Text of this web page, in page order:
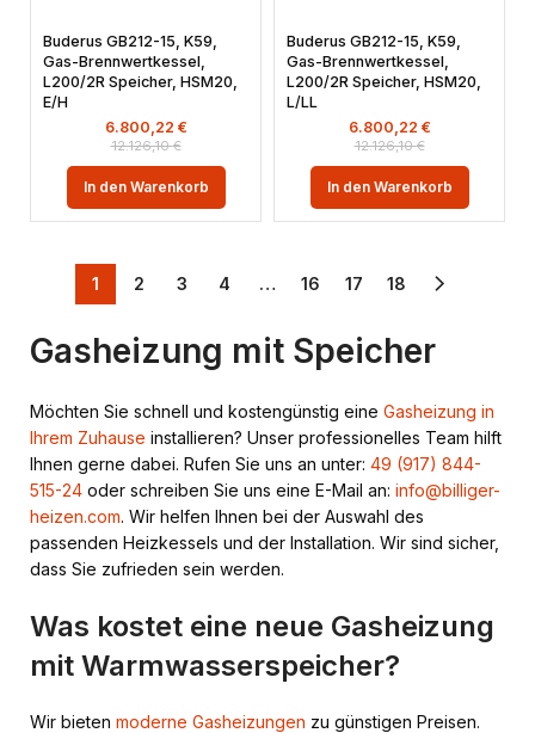
Buderus GB212-15, K59,
Gas-Brennwertkessel,
L200/2R Speicher, HSM20,
E/H
12.126,10€
6.800,22 €
In den Warenkorb
Buderus GB212-15, K59,
Gas-Brennwertkessel,
L200/2R Speicher, HSM20,
L/LL
12.126,10€
6.800,22 €
In den Warenkorb
1 2 3 4 … 16 17 18
Gasheizung mit Speicher
Möchten Sie schnell und kostengünstig eine Gasheizung in
Ihrem Zuhause installieren? Unser professionelles Team hilft
Ihnen gerne dabei. Rufen Sie uns an unter: 49 (917) 844-
515-24 oder schreiben Sie uns eine E-Mail an: info@billiger-
heizen.com. Wir helfen Ihnen bei der Auswahl des
passenden Heizkessels und der Installation. Wir sind sicher,
dass Sie zufrieden sein werden.
Was kostet eine neue Gasheizung
mit Warmwasserspeicher?
Wir bieten moderne Gasheizungen zu günstigen Preisen.